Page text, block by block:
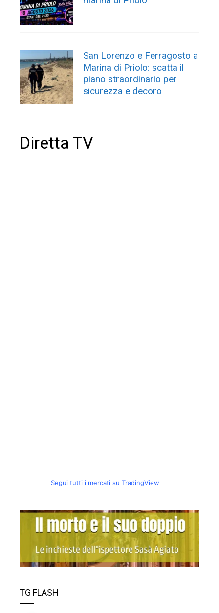
San Lorenzo e Ferragosto a
Marina di Priolo: scatta il
piano straordinario per
sicurezza e decoro
Diretta TV
Segui tutti i mercati su TradingView
TG FLASH